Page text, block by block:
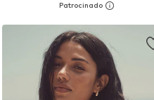
Añadir a la cesta